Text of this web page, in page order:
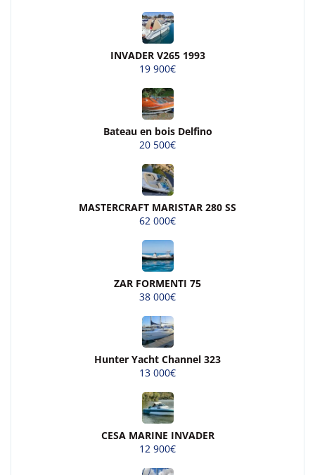
INVADER V265 1993
19 900€
Bateau en bois Delfino
20 500€
MASTERCRAFT MARISTAR 280 SS
62 000€
ZAR FORMENTI 75
38 000€
Hunter Yacht Channel 323
13 000€
CESA MARINE INVADER
12 900€